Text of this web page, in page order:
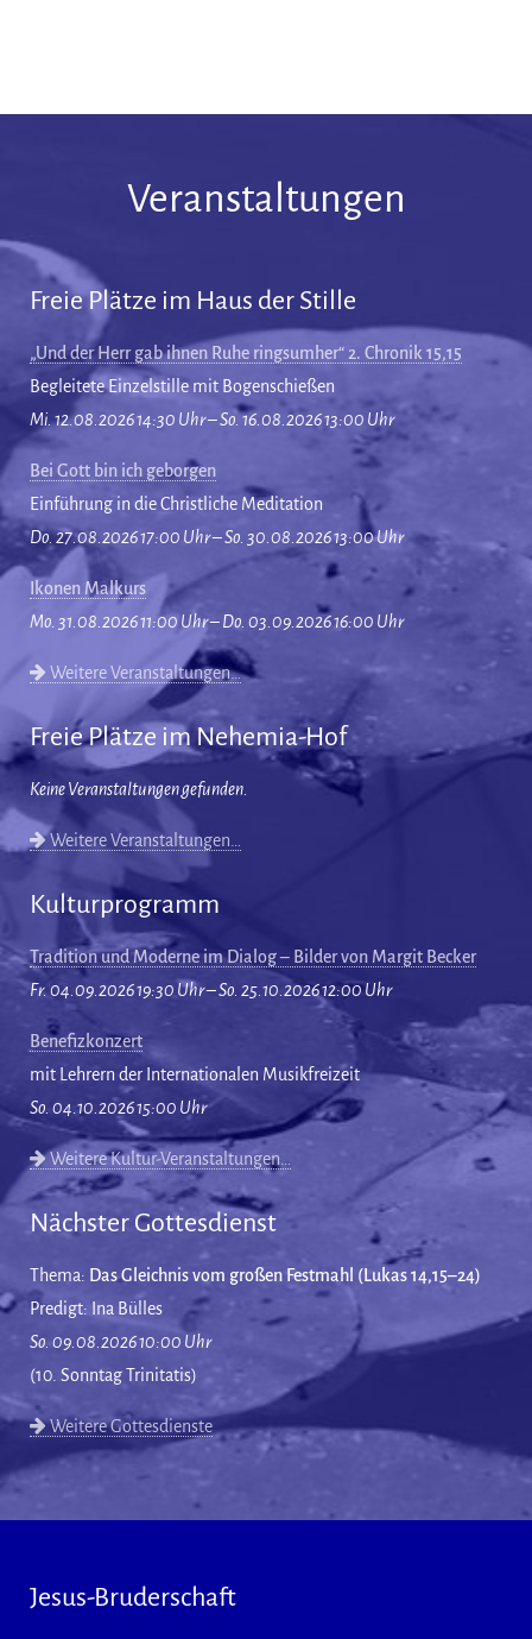
Veranstaltungen
Freie Plätze im Haus der Stille
„Und der Herr gab ihnen Ruhe ringsumher“ 2. Chronik 15,15
Begleitete Einzelstille mit Bogenschießen
Mi. 12.08.2026 14:30 Uhr – So. 16.08.2026 13:00 Uhr
Bei Gott bin ich geborgen
Einführung in die Christliche Meditation
Do. 27.08.2026 17:00 Uhr – So. 30.08.2026 13:00 Uhr
Ikonen Malkurs
Mo. 31.08.2026 11:00 Uhr – Do. 03.09.2026 16:00 Uhr
Weitere Veranstaltungen…
Freie Plätze im Nehemia-Hof
Keine Veranstaltungen gefunden.
Weitere Veranstaltungen…
Kulturprogramm
Tradition und Moderne im Dialog – Bilder von Margit Becker
Fr. 04.09.2026 19:30 Uhr – So. 25.10.2026 12:00 Uhr
Benefizkonzert
mit Lehrern der Internationalen Musikfreizeit
So. 04.10.2026 15:00 Uhr
Weitere Kultur-Veranstaltungen…
Nächster Gottesdienst
Thema: Das Gleichnis vom großen Festmahl (Lukas 14,15–24)
Predigt: Ina Bülles
So. 09.08.2026 10:00 Uhr
(10. Sonntag Trinitatis)
Weitere Gottesdienste
Jesus-Bruderschaft